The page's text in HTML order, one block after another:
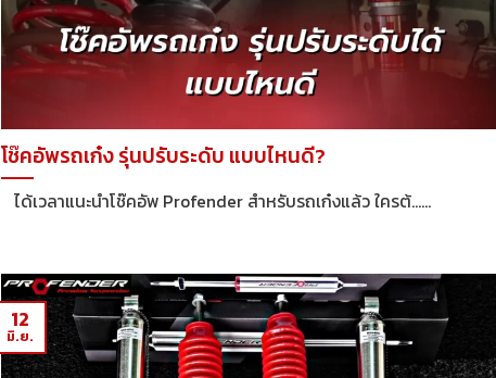
โช๊คอัพรถเก๋ง รุ่นปรับระดับ แบบไหนดี?
ได้เวลาแนะนำโช๊คอัพ Profender สำหรับรถเก๋งแล้ว ใครต้......
12
มิ.ย.